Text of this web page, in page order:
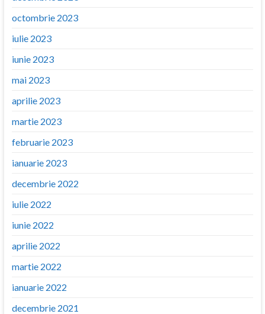
octombrie 2023
iulie 2023
iunie 2023
mai 2023
aprilie 2023
martie 2023
februarie 2023
ianuarie 2023
decembrie 2022
iulie 2022
iunie 2022
aprilie 2022
martie 2022
ianuarie 2022
decembrie 2021